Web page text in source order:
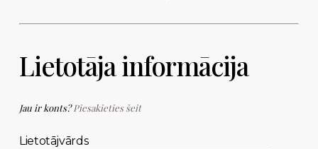
Lietotāja informācija
Jau ir konts?Piesakieties šeit
Lietotājvārds